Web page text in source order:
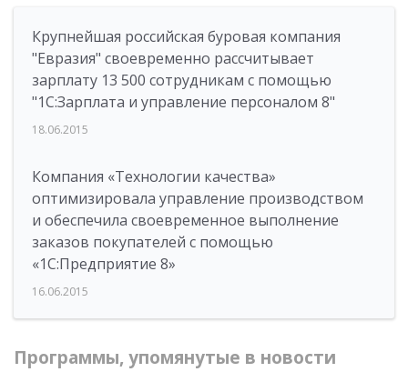
Крупнейшая российская буровая компания
"Евразия" своевременно рассчитывает
зарплату 13 500 сотрудникам с помощью
"1С:Зарплата и управление персоналом 8"
18.06.2015
Компания «Технологии качества»
оптимизировала управление производством
и обеспечила своевременное выполнение
заказов покупателей с помощью
«1С:Предприятие 8»
16.06.2015
Программы, упомянутые в новости